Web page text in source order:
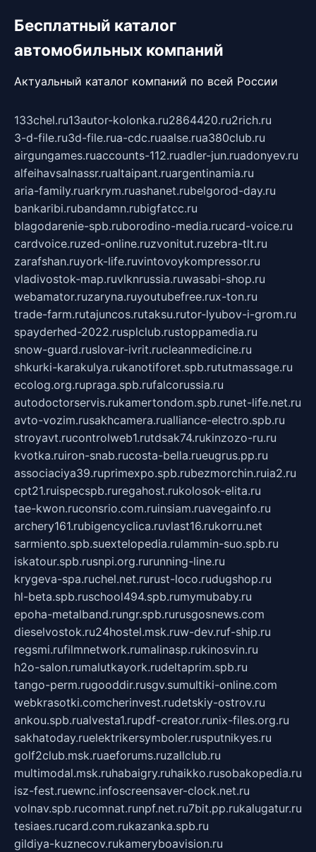
Бесплатный каталог
автомобильных компаний
Актуальный каталог компаний по всей России
133chel.ru13autor-kolonka.ru2864420.ru2rich.ru
3-d-file.ru3d-file.rua-cdc.ruaalse.rua380club.ru
airgungames.ruaccounts-112.ruadler-jun.ruadonyev.ru
alfeihavsalnassr.rualtaipant.ruargentinamia.ru
aria-family.ruarkrym.ruashanet.rubelgorod-day.ru
bankaribi.rubandamn.rubigfatcc.ru
blagodarenie-spb.ruborodino-media.rucard-voice.ru
cardvoice.ruzed-online.ruzvonitut.ruzebra-tlt.ru
zarafshan.ruyork-life.ruvintovoykompressor.ru
vladivostok-map.ruvlknrussia.ruwasabi-shop.ru
webamator.ruzaryna.ruyoutubefree.rux-ton.ru
trade-farm.rutajuncos.rutaksu.rutor-lyubov-i-grom.ru
spayderhed-2022.rusplclub.rustoppamedia.ru
snow-guard.ruslovar-ivrit.rucleanmedicine.ru
shkurki-karakulya.rukanotiforet.spb.rututmassage.ru
ecolog.org.rupraga.spb.rufalcorussia.ru
autodoctorservis.rukamertondom.spb.runet-life.net.ru
avto-vozim.rusakhcamera.rualliance-electro.spb.ru
stroyavt.rucontrolweb1.rutdsak74.rukinzozo-ru.ru
kvotka.ruiron-snab.rucosta-bella.rueugrus.pp.ru
associaciya39.ruprimexpo.spb.rubezmorchin.ruia2.ru
cpt21.ruispecspb.ruregahost.rukolosok-elita.ru
tae-kwon.ruconsrio.com.ruinsiam.ruavegainfo.ru
archery161.rubigencyclica.ruvlast16.rukorru.net
sarmiento.spb.suextelopedia.rulammin-suo.spb.ru
iskatour.spb.rusnpi.org.rurunning-line.ru
krygeva-spa.ruchel.net.rurust-loco.rudugshop.ru
hl-beta.spb.ruschool494.spb.rumymubaby.ru
epoha-metalband.rungr.spb.rurusgosnews.com
dieselvostok.ru24hostel.msk.ruw-dev.ruf-ship.ru
regsmi.rufilmnetwork.rumalinasp.rukinosvin.ru
h2o-salon.rumalutkayork.rudeltaprim.spb.ru
tango-perm.rugooddir.rusgv.sumultiki-online.com
webkrasotki.comcherinvest.rudetskiy-ostrov.ru
ankou.spb.rualvesta1.rupdf-creator.runix-files.org.ru
sakhatoday.ruelektrikersymboler.rusputnikyes.ru
golf2club.msk.ruaeforums.ruzallclub.ru
multimodal.msk.ruhabaigry.ruhaikko.rusobakopedia.ru
isz-fest.ruewnc.infoscreensaver-clock.net.ru
volnav.spb.rucomnat.runpf.net.ru7bit.pp.rukalugatur.ru
tesiaes.rucard.com.rukazanka.spb.ru
gildiya-kuznecov.rukameryboavision.ru